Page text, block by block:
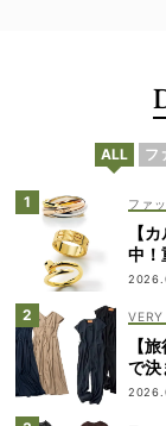
ALL フ
ファ
【
中！
【
で決